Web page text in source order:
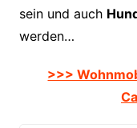
sein und auch
werden…
>>>